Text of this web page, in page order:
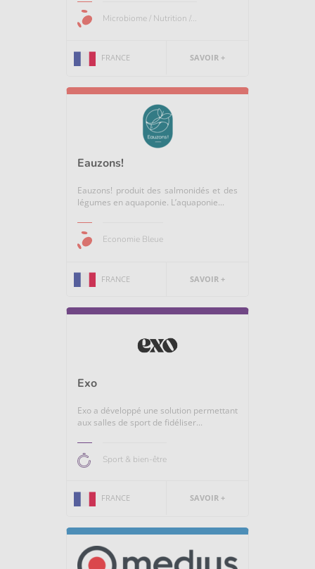
Microbiome / Nutrition /...
FRANCE SAVOIR +
Eauzons!
Eauzons! produit des salmonidés et des
légumes en aquaponie. L’aquaponie...
Economie Bleue
FRANCE SAVOIR +
Exo
Exo a développé une solution permettant
aux salles de sport de fidéliser...
Sport & bien-être
FRANCE SAVOIR +